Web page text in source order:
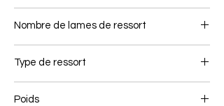
Nombre de lames de ressort
Type de ressort
Poids